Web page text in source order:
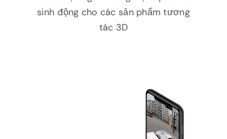
sinh động cho các sản phẩm tương
tác 3D